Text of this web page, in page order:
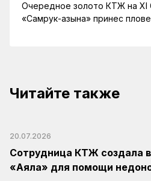
Очередное золото КТЖ на XI
«Самрук-Қазына» принес
Читайте также
20.07.2026
Сотрудница КТЖ создала
«Аяла» для помощи